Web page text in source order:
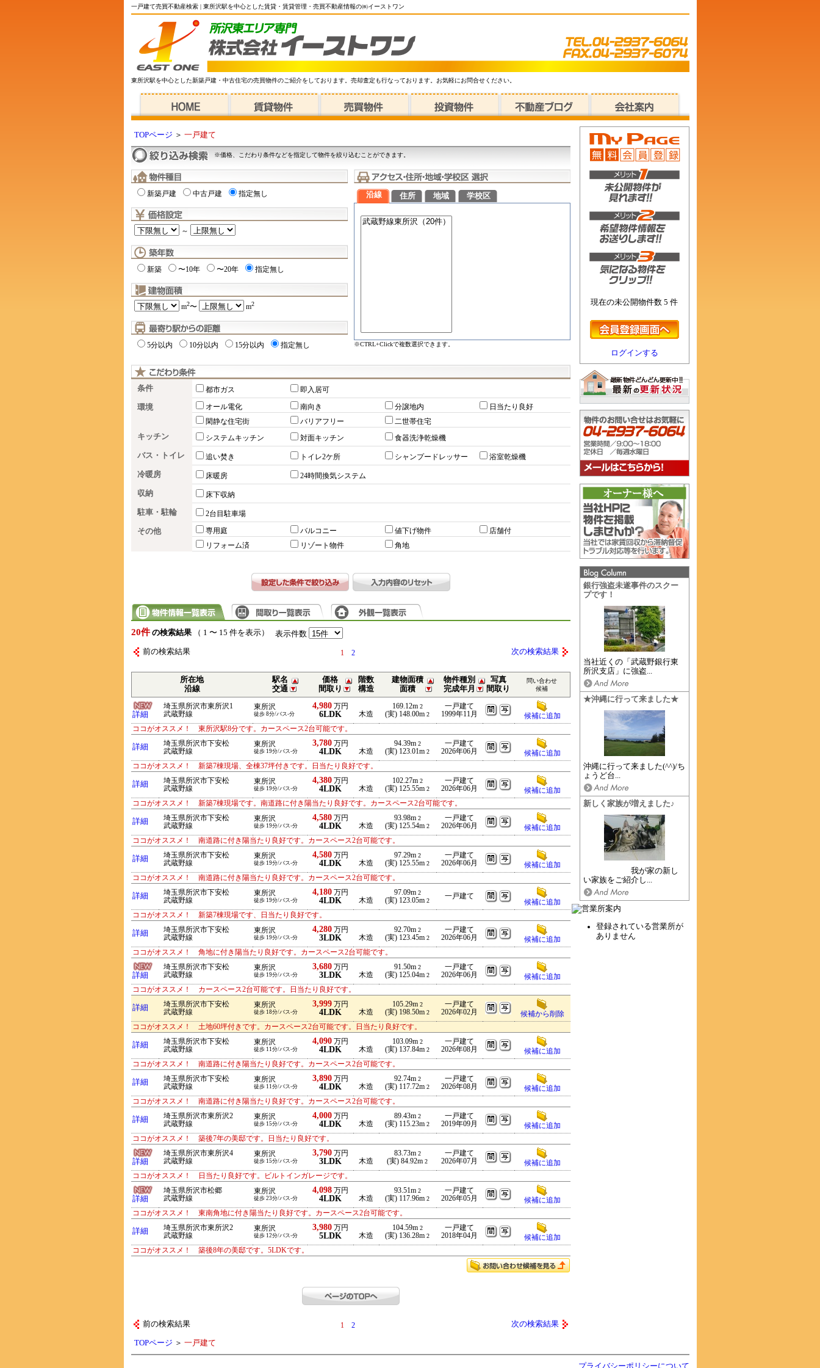
一戸建て売買不動産検索 | 東所沢駅を中心とした賃貸・賃貸管理・売買不動産情報の㈱イーストワン
東所沢駅を中心とした新築戸建・中古住宅の売買物件のご紹介をしております。売却査定も行なっております。お気軽にお問合せください。
現在の未公開物件数 5 件
ログインする
銀行強盗未遂事件のスクー
プです！
当社近くの「武蔵野銀行東
所沢支店」に強盗...
★沖縄に行って来ました★
沖縄に行って来ました(^^)/ち
ょうど台...
新しく家族が増えました♪
我が家の新し
い家族をご紹介し...
登録されている営業所が
ありません
TOPページ ＞ 一戸建て
※価格、こだわり条件などを指定して物件を絞り込むことができます。
新築戸建 中古戸建 指定無し
～
新築 〜10年 〜20年 指定無し
m2〜 m2
5分以内 10分以内 15分以内 指定無し
沿線 住所 地域 学校区
※CTRL+Clickで複数選択できます。
条件 都市ガス 即入居可
環境 オール電化 南向き 分譲地内
日当たり良好
閑静な住宅街
バリアフリー 二世帯住宅
キッチン システムキッチン 対面キッチン 食器洗浄乾燥機
バス・トイレ 追い焚き トイレ2ケ所 シャンプードレッサー 浴室乾燥機
冷暖房 床暖房 24時間換気システム
収納 床下収納
駐車・駐輪 2台目駐車場
その他 専用庭 バルコニー 値下げ物件
店舗付
リフォーム済
リゾート物件 角地
20件 の検索結果（ 1 〜 15 件を表示） 表示件数
前の検索結果 1 2 次の検索結果
所在地
沿線
駅名
交通
価格
間取り
階数
構造
建物面積
面積
物件種別
完成年月
写真
間取り
問い合わせ
候補
詳細
埼玉県所沢市東所沢1
武蔵野線
東所沢
徒歩 8分/バス-分
4,980万円
6LDK 木造
169.12m 2
(実) 148.00m 2
一戸建て
1999年11月
候補に追加
ココがオススメ！ 東所沢駅8分です。カースペース2台可能です。
詳細
埼玉県所沢市下安松
武蔵野線
東所沢
徒歩 19分/バス-分
3,780万円
4LDK 木造
94.39m 2
(実) 123.01m 2
一戸建て
2026年06月
候補に追加
ココがオススメ！ 新築7棟現場、全棟37坪付きです。日当たり良好です。
詳細
埼玉県所沢市下安松
武蔵野線
東所沢
徒歩 19分/バス-分
4,380万円
4LDK 木造
102.27m 2
(実) 125.55m 2
一戸建て
2026年06月
候補に追加
ココがオススメ！ 新築7棟現場です。南道路に付き陽当たり良好です。カースペース2台可能です。
詳細
埼玉県所沢市下安松
武蔵野線
東所沢
徒歩 19分/バス-分
4,580万円
4LDK 木造
93.98m 2
(実) 125.54m 2
一戸建て
2026年06月
候補に追加
ココがオススメ！ 南道路に付き陽当たり良好です。カースペース2台可能です。
詳細
埼玉県所沢市下安松
武蔵野線
東所沢
徒歩 19分/バス-分
4,580万円
4LDK 木造
97.29m 2
(実) 125.55m 2
一戸建て
2026年06月
候補に追加
ココがオススメ！ 南道路に付き陽当たり良好です。カースペース2台可能です。
詳細
埼玉県所沢市下安松
武蔵野線
東所沢
徒歩 19分/バス-分
4,180万円
4LDK 木造
97.09m 2
(実) 123.05m 2
一戸建て
候補に追加
ココがオススメ！ 新築7棟現場です、日当たり良好です。
詳細
埼玉県所沢市下安松
武蔵野線
東所沢
徒歩 19分/バス-分
4,280万円
3LDK 木造
92.70m 2
(実) 123.45m 2
一戸建て
2026年06月
候補に追加
ココがオススメ！ 角地に付き陽当たり良好です。カースペース2台可能です。
詳細
埼玉県所沢市下安松
武蔵野線
東所沢
徒歩 19分/バス-分
3,680万円
3LDK 木造
91.50m 2
(実) 125.04m 2
一戸建て
2026年06月
候補に追加
ココがオススメ！ カースペース2台可能です。日当たり良好です。
詳細
埼玉県所沢市下安松
武蔵野線
東所沢
徒歩 18分/バス-分
3,999万円
4LDK 木造
105.29m 2
(実) 198.50m 2
一戸建て
2026年02月
候補から削除
ココがオススメ！ 土地60坪付きです。カースペース2台可能です。日当たり良好です。
詳細
埼玉県所沢市下安松
武蔵野線
東所沢
徒歩 11分/バス-分
4,090万円
4LDK 木造
103.09m 2
(実) 137.84m 2
一戸建て
2026年08月
候補に追加
ココがオススメ！ 南道路に付き陽当たり良好です。カースペース2台可能です。
詳細
埼玉県所沢市下安松
武蔵野線
東所沢
徒歩 11分/バス-分
3,890万円
4LDK 木造
92.74m 2
(実) 117.72m 2
一戸建て
2026年08月
候補に追加
ココがオススメ！ 南道路に付き陽当たり良好です。カースペース2台可能です。
詳細
埼玉県所沢市東所沢2
武蔵野線
東所沢
徒歩 15分/バス-分
4,000万円
4LDK 木造
89.43m 2
(実) 115.23m 2
一戸建て
2019年09月
候補に追加
ココがオススメ！ 築後7年の美邸です。日当たり良好です。
詳細
埼玉県所沢市東所沢4
武蔵野線
東所沢
徒歩 15分/バス-分
3,790万円
3LDK 木造
83.73m 2
(実) 84.92m 2
一戸建て
2026年07月
候補に追加
ココがオススメ！ 日当たり良好です。ビルトインガレージです。
詳細
埼玉県所沢市松郷
武蔵野線
東所沢
徒歩 23分/バス-分
4,098万円
4LDK 木造
93.51m 2
(実) 117.96m 2
一戸建て
2026年05月
候補に追加
ココがオススメ！ 東南角地に付き陽当たり良好です。カースペース2台可能です。
詳細
埼玉県所沢市東所沢2
武蔵野線
東所沢
徒歩 12分/バス-分
3,980万円
5LDK 木造
104.59m 2
(実) 136.28m 2
一戸建て
2018年04月
候補に追加
ココがオススメ！ 築後8年の美邸です。5LDKです。
前の検索結果 1 2 次の検索結果
TOPページ ＞ 一戸建て
プライバシーポリシーについて